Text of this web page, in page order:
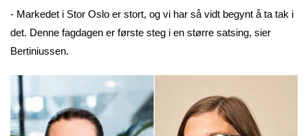
- Markedet i Stor Oslo er stort, og vi har så vidt begynt å ta tak i
det. Denne fagdagen er første steg i en større satsing, sier
Bertiniussen.